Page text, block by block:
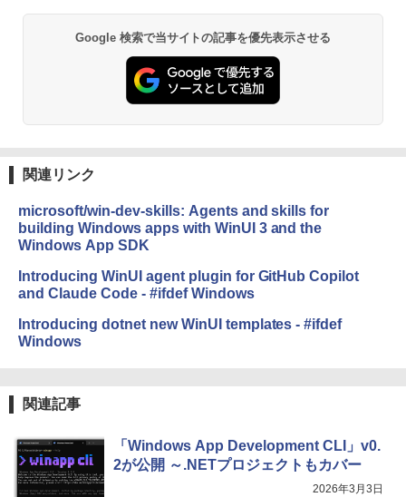
Google 検索で当サイトの記事を優先表示させる
関連リンク
microsoft/win-dev-skills: Agents and skills for
building Windows apps with WinUI 3 and the
Windows App SDK
Introducing WinUI agent plugin for GitHub Copilot
and Claude Code - #ifdef Windows
Introducing dotnet new WinUI templates - #ifdef
Windows
関連記事
「Windows App Development CLI」v0.
2が公開 ～.NETプロジェクトもカバー
2026年3月3日